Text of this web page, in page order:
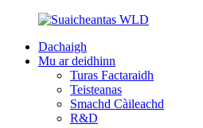
Dachaigh
Mu ar deidhinn
Turas Factaraidh
Teisteanas
Smachd Càileachd
R&D